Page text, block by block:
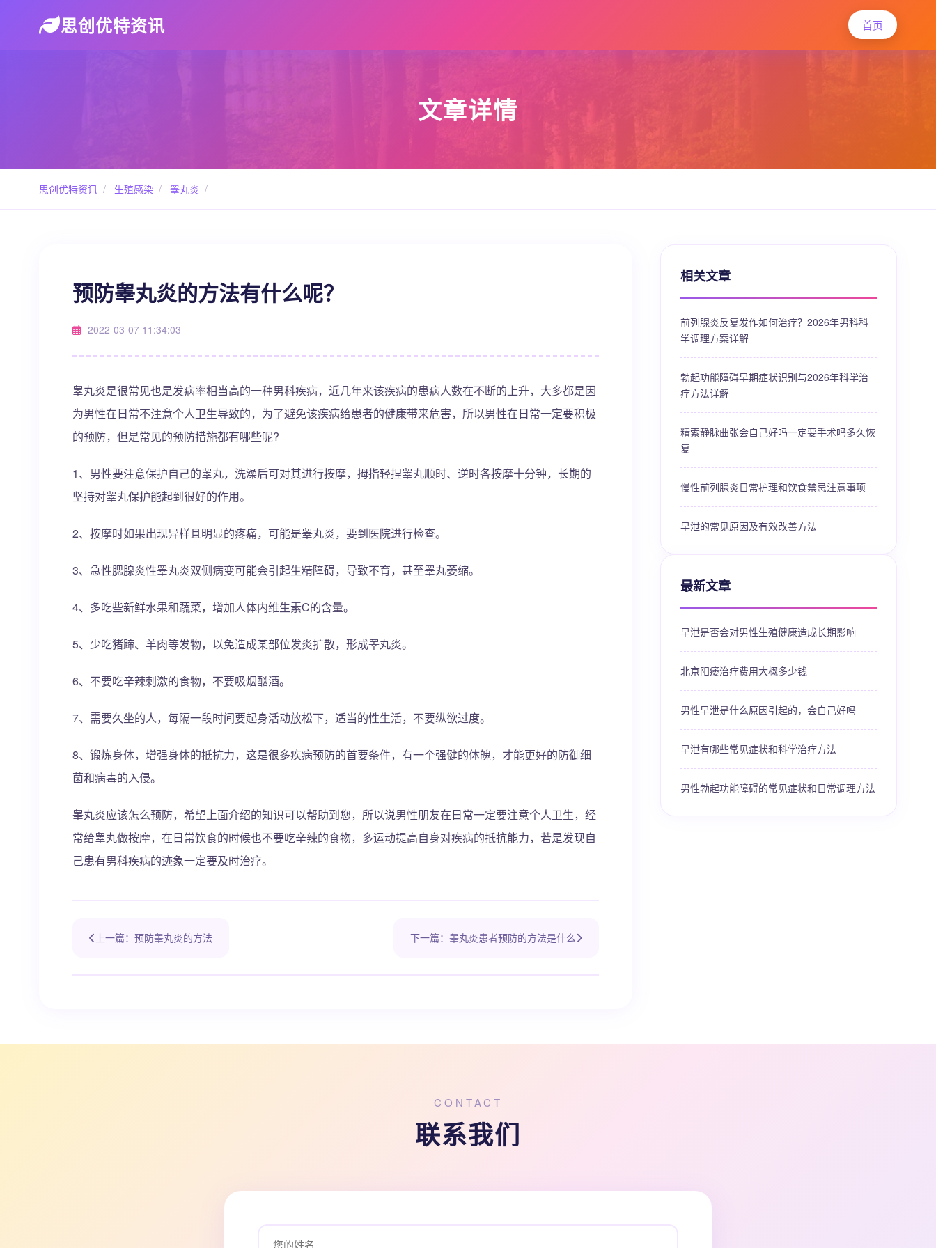
思创优特资讯 首页
文章详情
思创优特资讯 / 生殖感染 / 睾丸炎 /
预防睾丸炎的方法有什么呢？
2022-03-07 11:34:03
睾丸炎是很常见也是发病率相当高的一种男科疾病，近几年来该疾病的患病人数在不断的上升，大多都是因
为男性在日常不注意个人卫生导致的，为了避免该疾病给患者的健康带来危害，所以男性在日常一定要积极
的预防，但是常见的预防措施都有哪些呢?
1、男性要注意保护自己的睾丸，洗澡后可对其进行按摩，拇指轻捏睾丸顺时、逆时各按摩十分钟，长期的
坚持对睾丸保护能起到很好的作用。
2、按摩时如果出现异样且明显的疼痛，可能是睾丸炎，要到医院进行检查。
3、急性腮腺炎性睾丸炎双侧病变可能会引起生精障碍，导致不育，甚至睾丸萎缩。
4、多吃些新鲜水果和蔬菜，增加人体内维生素C的含量。
5、少吃猪蹄、羊肉等发物，以免造成某部位发炎扩散，形成睾丸炎。
6、不要吃辛辣刺激的食物，不要吸烟酗酒。
7、需要久坐的人，每隔一段时间要起身活动放松下，适当的性生活，不要纵欲过度。
8、锻炼身体，增强身体的抵抗力，这是很多疾病预防的首要条件，有一个强健的体魄，才能更好的防御细
菌和病毒的入侵。
睾丸炎应该怎么预防，希望上面介绍的知识可以帮助到您，所以说男性朋友在日常一定要注意个人卫生，经
常给睾丸做按摩，在日常饮食的时候也不要吃辛辣的食物，多运动提高自身对疾病的抵抗能力，若是发现自
己患有男科疾病的迹象一定要及时治疗。
上一篇：预防睾丸炎的方法 下一篇：睾丸炎患者预防的方法是什么
相关文章
前列腺炎反复发作如何治疗？2026年男科科
学调理方案详解
勃起功能障碍早期症状识别与2026年科学治
疗方法详解
精索静脉曲张会自己好吗一定要手术吗多久恢
复
慢性前列腺炎日常护理和饮食禁忌注意事项
早泄的常见原因及有效改善方法
最新文章
早泄是否会对男性生殖健康造成长期影响
北京阳痿治疗费用大概多少钱
男性早泄是什么原因引起的，会自己好吗
早泄有哪些常见症状和科学治疗方法
男性勃起功能障碍的常见症状和日常调理方法
CONTACT
联系我们